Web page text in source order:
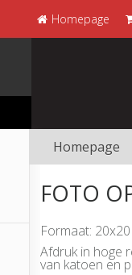
Homepage
Homepage
FOTO
Formaat:
Afdruk in hoge
van katoen en